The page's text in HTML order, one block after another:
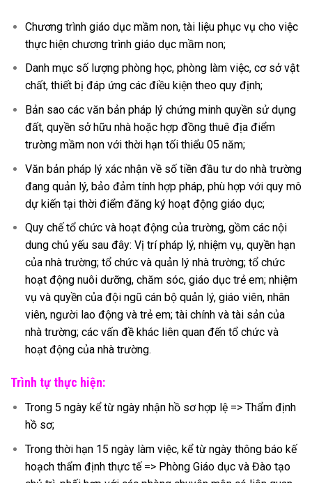
Chương trình giáo dục mầm non, tài liệu phục vụ cho việc
thực hiện chương trình giáo dục mầm non;
Danh mục số lượng phòng học, phòng làm việc, cơ sở vật
chất, thiết bị đáp ứng các điều kiện theo quy định;
Bản sao các văn bản pháp lý chứng minh quyền sử dụng
đất, quyền sở hữu nhà hoặc hợp đồng thuê địa điểm
trường mầm non với thời hạn tối thiểu 05 năm;
Văn bản pháp lý xác nhận về số tiền đầu tư do nhà trường
đang quản lý, bảo đảm tính hợp pháp, phù hợp với quy mô
dự kiến tại thời điểm đăng ký hoạt động giáo dục;
Quy chế tổ chức và hoạt động của trường, gồm các nội
dung chủ yếu sau đây: Vị trí pháp lý, nhiệm vụ, quyền hạn
của nhà trường; tổ chức và quản lý nhà trường; tổ chức
hoạt động nuôi dưỡng, chăm sóc, giáo dục trẻ em; nhiệm
vụ và quyền của đội ngũ cán bộ quản lý, giáo viên, nhân
viên, người lao động và trẻ em; tài chính và tài sản của
nhà trường; các vấn đề khác liên quan đến tổ chức và
hoạt động của nhà trường.
Trình tự thực hiện:
Trong 5 ngày kể từ ngày nhận hồ sơ hợp lệ => Thẩm định
hồ sơ;
Trong thời hạn 15 ngày làm việc, kể từ ngày thông báo kế
hoạch thẩm định thực tế => Phòng Giáo dục và Đào tạo